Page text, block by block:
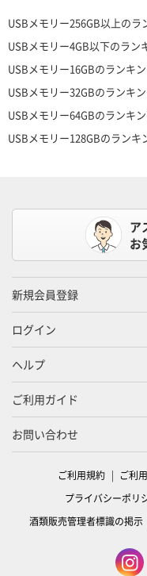
USBメモリー256GB以上のラ
USBメモリー4GB以下のラン
USBメモリー16GBのランキ
USBメモリー32GBのランキ
USBメモリー64GBのランキ
USBメモリー128GBのランキ
ア
お
新規会員登録
ログイン
ヘルプ
ご利用ガイド
お問い合わせ
ご利用規約 ご利
プライバシーポリ
酒類販売管理者標識の掲示